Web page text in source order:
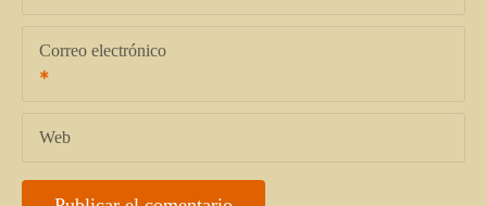
Correo electrónico
Web